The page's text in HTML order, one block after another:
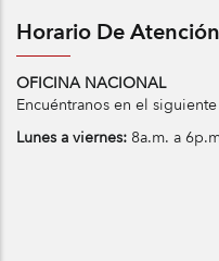
Horario De Atención
OFICINA NACIONAL
Encuéntranos en el
Lunes a viernes: 8a.m. a